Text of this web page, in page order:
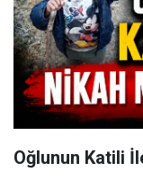
Oğlunun Katili